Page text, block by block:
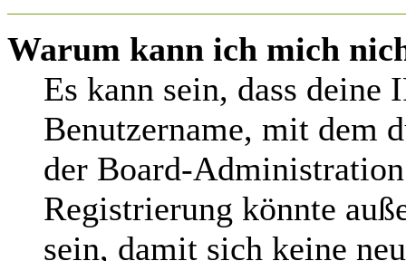
Warum kann ich mich
Es kann sein, dass deine
Benutzername, mit dem
der Board-
Registrierung könnte
sein, damit sich keine